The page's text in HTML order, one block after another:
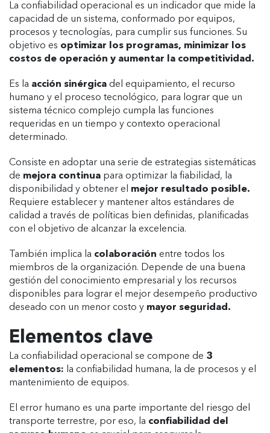
La confiabilidad operacional es un indicador que mide la
capacidad de un sistema, conformado por equipos,
procesos y tecnologías, para cumplir sus funciones. Su
objetivo es optimizar los programas, minimizar los
costos de operación y aumentar la competitividad.
Es la acción sinérgica del equipamiento, el recurso
humano y el proceso tecnológico, para lograr que un
sistema técnico complejo cumpla las funciones
requeridas en un tiempo y contexto operacional
determinado.
Consiste en adoptar una serie de estrategias sistemáticas
de mejora continua para optimizar la fiabilidad, la
disponibilidad y obtener el mejor resultado posible.
Requiere establecer y mantener altos estándares de
calidad a través de políticas bien definidas, planificadas
con el objetivo de alcanzar la excelencia.
También implica la colaboración entre todos los
miembros de la organización. Depende de una buena
gestión del conocimiento empresarial y los recursos
disponibles para lograr el mejor desempeño productivo
deseado con un menor costo y mayor seguridad.
Elementos clave
La confiabilidad operacional se compone de 3
elementos: la confiabilidad humana, la de procesos y el
mantenimiento de equipos.
El error humano es una parte importante del riesgo del
transporte terrestre, por eso, la confiabilidad del